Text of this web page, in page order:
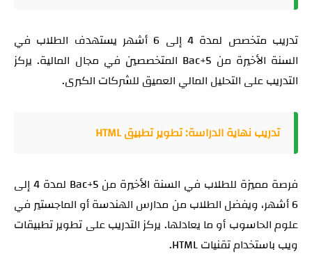
تدريب متخصص لمدة 4 إلى 6 أشهر يستهدف الطلاب في
السنة الأخيرة من Bac+5 المتخصصين في مجال المالية. يركز
التدريب على التحليل المالي العميق للشركات الكبرى.
تدريب نهاية الدراسة: تطوير تطبيق HTML
فرصة مميزة للطلاب في السنة الأخيرة من Bac+5 لمدة 4 إلى
6 أشهر، ويفضل الطلاب من مدارس الهندسة أو الماجستير في
علوم الحاسوب أو ما يعادلها. يركز التدريب على تطوير تطبيقات
ويب باستخدام تقنيات HTML.